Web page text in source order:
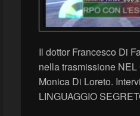
Il dottor Francesco Di
nella trasmissione
Monica Di Loreto.
LINGUAGGIO